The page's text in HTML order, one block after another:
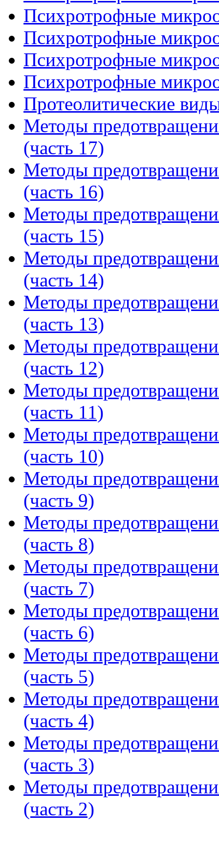
Психротрофные
Психротрофные
Психротрофные
Психротрофные
Протеолитические
Методы
(часть 17)
Методы
(часть 16)
Методы
(часть 15)
Методы
(часть 14)
Методы
(часть 13)
Методы
(часть 12)
Методы
(часть 11)
Методы
(часть 10)
Методы
(часть 9)
Методы
(часть 8)
Методы
(часть 7)
Методы
(часть 6)
Методы
(часть 5)
Методы
(часть 4)
Методы
(часть 3)
Методы
(часть 2)